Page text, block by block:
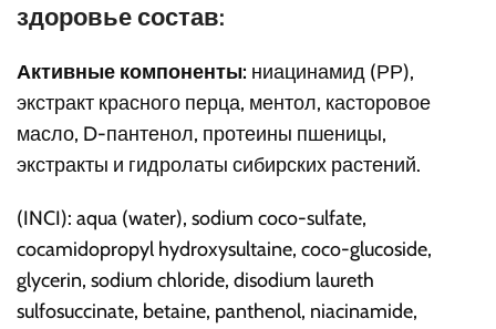
здоровье состав:
Активные компоненты: ниацинамид (РР),
экстракт красного перца, ментол, касторовое
масло, D-пантенол, протеины пшеницы,
экстракты и гидролаты сибирских растений.
(INCI): aqua (water), sodium coco-sulfate,
cocamidopropyl hydroxysultaine, coco-glucoside,
glycerin, sodium chloride, disodium laureth
sulfosuccinate, betaine, panthenol, niacinamide,